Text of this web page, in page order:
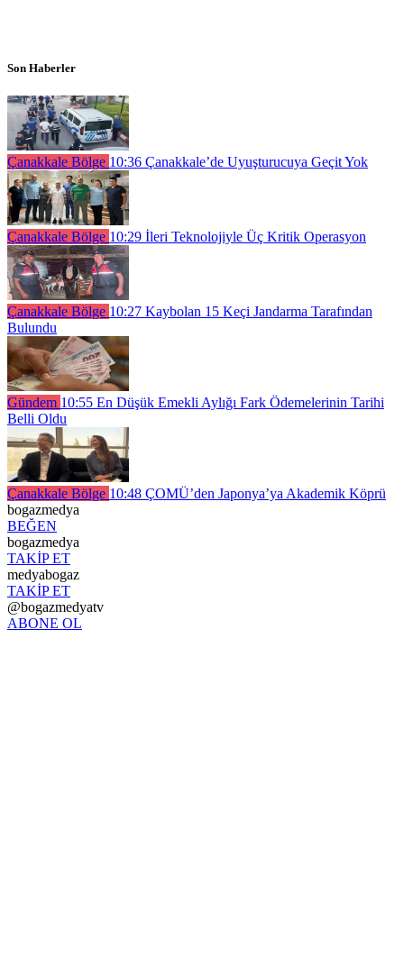
Son Haberler
Çanakkale Bölge 10:36 Çanakkale’de Uyuşturucuya Geçit Yok
Çanakkale Bölge 10:29 İleri Teknolojiyle Üç Kritik Operasyon
Çanakkale Bölge 10:27 Kaybolan 15 Keçi Jandarma Tarafından
Bulundu
Gündem 10:55 En Düşük Emekli Aylığı Fark Ödemelerinin Tarihi
Belli Oldu
Çanakkale Bölge 10:48 ÇOMÜ’den Japonya’ya Akademik Köprü
bogazmedya
BEĞEN
bogazmedya
TAKİP ET
medyabogaz
TAKİP ET
@bogazmedyatv
ABONE OL